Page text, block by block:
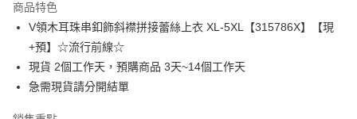
Apple Pay
街口支付
悠遊付
Google Pay
商品特色
V領木耳珠串釦飾斜襟拼接蕾絲上衣 XL-5XL【315786X】【現
+預】☆流行前線☆
現貨 2個工作天，預購商品 3天~14個工作天
急需現貨請分開結單